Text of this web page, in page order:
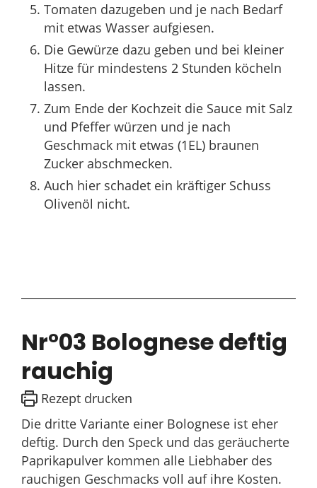
Tomaten dazugeben und je nach Bedarf
mit etwas Wasser aufgiesen.
Die Gewürze dazu geben und bei kleiner
Hitze für mindestens 2 Stunden köcheln
lassen.
Zum Ende der Kochzeit die Sauce mit Salz
und Pfeffer würzen und je nach
Geschmack mit etwas (1EL) braunen
Zucker abschmecken.
Auch hier schadet ein kräftiger Schuss
Olivenöl nicht.
Nr°03 Bolognese deftig
rauchig
Rezept drucken
Die dritte Variante einer Bolognese ist eher
deftig. Durch den Speck und das geräucherte
Paprikapulver kommen alle Liebhaber des
rauchigen Geschmacks voll auf ihre Kosten.